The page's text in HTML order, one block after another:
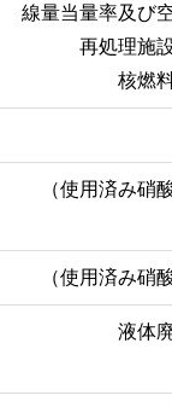
線量当量率及び
再処理施
核燃
（使用済み硝
（使用済み硝
液体